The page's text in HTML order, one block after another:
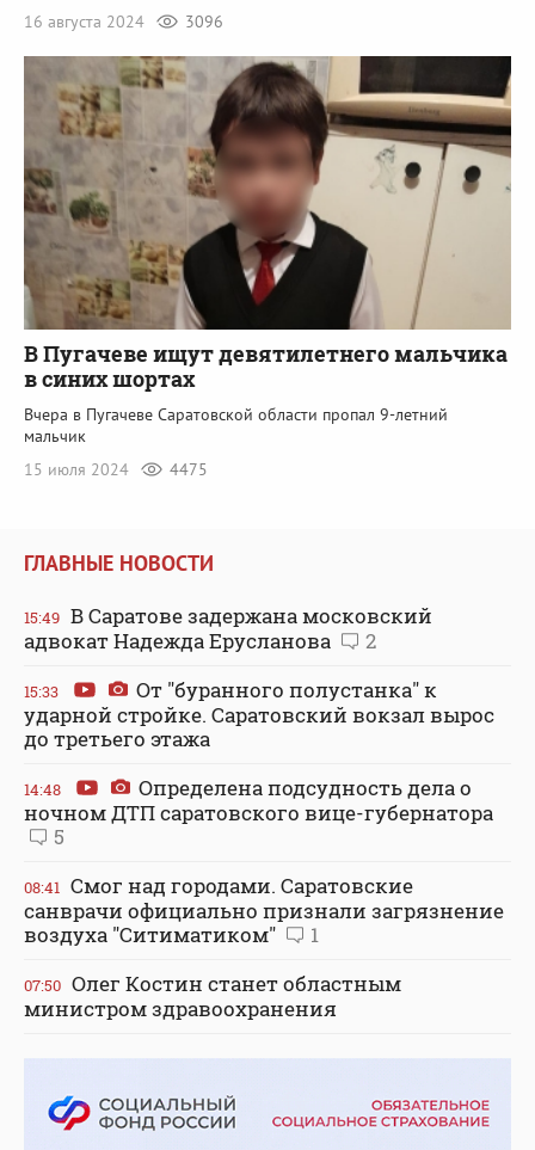
16 августа 2024
3096
В Пугачеве ищут девятилетнего мальчика
в синих шортах
Вчера в Пугачеве Саратовской области пропал 9-летний
мальчик
15 июля 2024
4475
ГЛАВНЫЕ НОВОСТИ
15:49 В Саратове задержана московский
адвокат Надежда Ерусланова
2
15:33
От "буранного полустанка" к
ударной стройке. Саратовский вокзал вырос
до третьего этажа
14:48
Определена подсудность дела о
ночном ДТП саратовского вице-губернатора
5
08:41 Смог над городами. Саратовские
санврачи официально признали загрязнение
воздуха "Ситиматиком"
1
07:50 Олег Костин станет областным
министром здравоохранения